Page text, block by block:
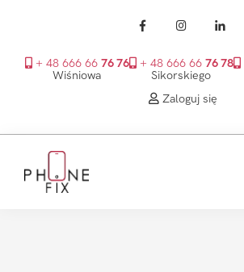
+ 48 666 66 76 76
Wiśniowa
+ 48 666 66 76 78
Sikorskiego
Zaloguj się
głównego